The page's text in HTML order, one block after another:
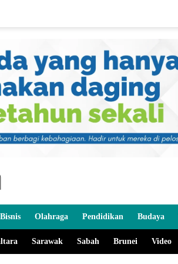
Olahraga Pendidikan Budaya
Sarawak Sabah Brunei Video